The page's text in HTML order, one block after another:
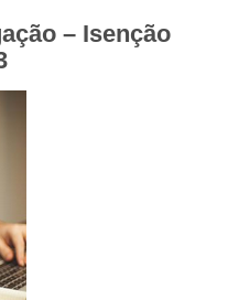
– Isenção